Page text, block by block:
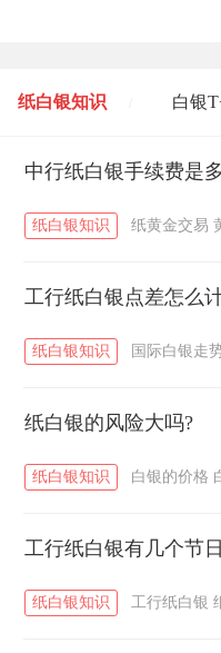
纸白银知识 白银
黄金T+D知识 / 粤
中行纸白银手续费是
纸白银知识 纸黄金交易
工行纸白银点差怎么
纸白银知识 国际白银走
纸白银的风险大吗?
纸白银知识 白银的价格
工行纸白银有几个节日
纸白银知识 工行纸白银